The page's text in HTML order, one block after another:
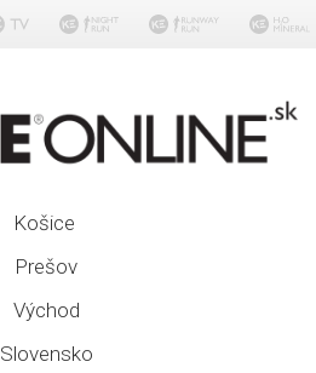
Košice
Prešov
Východ
Slovensko